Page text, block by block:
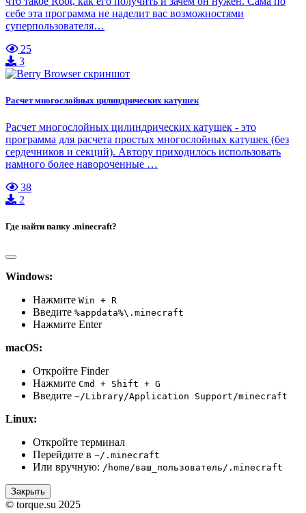
себе эта программа не наделит вас возможностями
суперпользователя…
25
3
Расчет многослойных цилиндрических катушек
Расчет многослойных цилиндрических катушек - это
программа для расчета простых многослойных катушек (без
сердечников и секций). Автору приходилось использовать
намного более навороченные …
38
2
Где найти папку .minecraft?
Windows:
Нажмите Win + R
Введите %appdata%\.minecraft
Нажмите Enter
macOS:
Откройте Finder
Нажмите Cmd + Shift + G
Введите ~/Library/Application Support/minecraft
Linux:
Откройте терминал
Перейдите в ~/.minecraft
Или вручную: /home/ваш_пользователь/.minecraft
Закрыть
© torque.su 2025